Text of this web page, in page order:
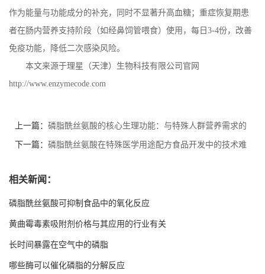
作为能量与功能成分的补充，同时不显著升高血糖；重症恢复期患
者在肠内营养支持阶段（如经鼻饲管喂食）使用，每日 3-4份，改善
免疫功能，降低二次感染风险。
本文来源于理星（天津）生物科技有限公司官网
http://www.enzymecode.com
上一篇： 磷脂酰丝氨酸的核心生理功能：与特殊人群营养需求的
匹配性
下一篇： 磷脂酰丝氨酸在特殊医学用途配方食品开发中的技术难
相关新闻：
磷脂酰丝氨酸可抑制食品中的氧化反应
黄曲霉毒素吸附剂价格与其应用的行业有关
长时间暴露在空气中的磷脂
哪些酶可以催化磷脂的分解反应